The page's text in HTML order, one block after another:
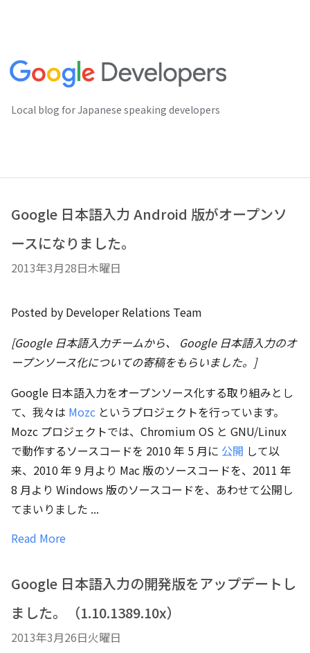
Local blog for Japanese speaking developers
Google 日本語入力 Android 版がオープンソ
ースになりました。
2013年3月28日木曜日
Posted by Developer Relations Team
[Google 日本語入力チームから、 Google 日本語入力のオ
ープンソース化についての寄稿をもらいました。]
Google 日本語入力をオープンソース化する取り組みとし
て、我々は Mozc というプロジェクトを行っています。
Mozc プロジェクトでは、Chromium OS と GNU/Linux
で動作するソースコードを 2010 年 5 月に 公開 して以
来、2010 年 9 月より Mac 版のソースコードを、2011 年
8 月より Windows 版のソースコードを、あわせて公開し
てまいりました ...
Read More
Google 日本語入力の開発版をアップデートし
ました。（1.10.1389.10x）
2013年3月26日火曜日